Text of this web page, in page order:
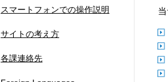
スマートフォンでの操作説明
サイトの考え方
各課連絡先